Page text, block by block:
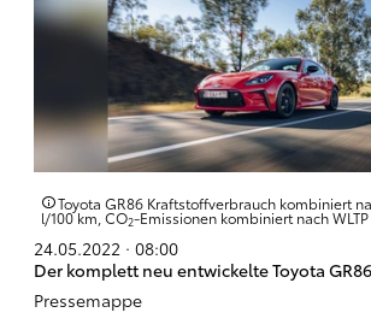
Toyota GR86 Kraftstoffverbrauch kombiniert
l/100 km, CO2-Emissionen kombiniert nach
24.05.2022 · 08:00
Der komplett neu entwickelte Toyota GR86
Pressemappe